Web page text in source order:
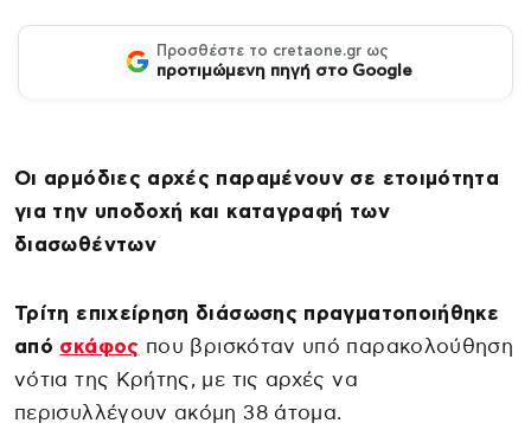
Προσθέστε το cretaone.gr ως
προτιμώμενη πηγή στο Google
Οι αρμόδιες αρχές παραμένουν σε ετοιμότητα
για την υποδοχή και καταγραφή των
διασωθέντων
Τρίτη επιχείρηση διάσωσης πραγματοποιήθηκε
από σκάφος που βρισκόταν υπό παρακολούθηση
νότια της Κρήτης, με τις αρχές να
περισυλλέγουν ακόμη 38 άτομα.